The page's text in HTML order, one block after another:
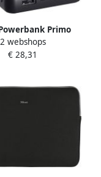
Primo
mAh eco zwart
2 webshops
€ 28,31